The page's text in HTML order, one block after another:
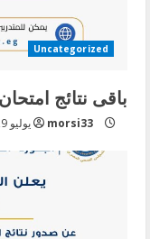
Uncategorized
باقى نتائج امتحان
morsi33 يوليو 9, 2026